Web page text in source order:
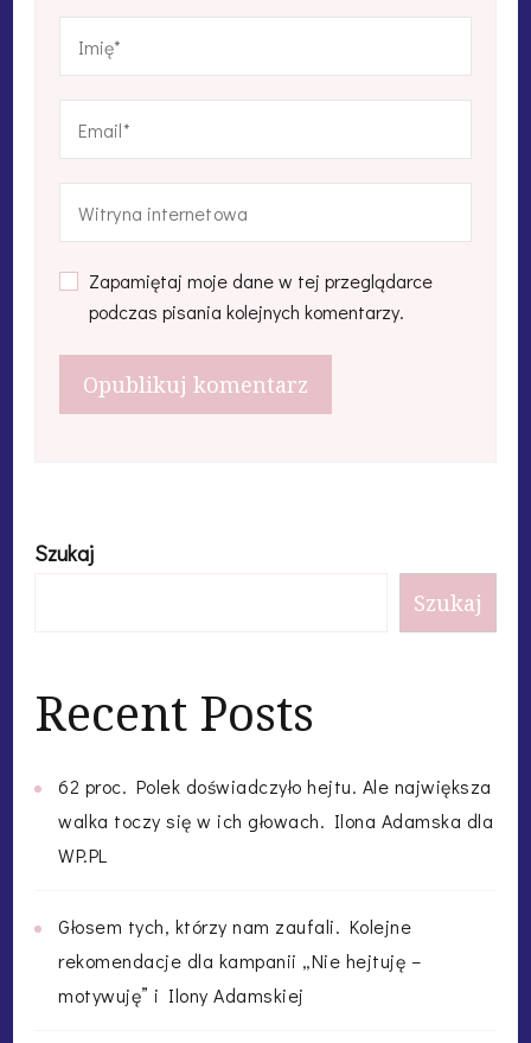
Zapamiętaj moje dane w tej przeglądarce
podczas pisania kolejnych komentarzy.
Szukaj
Szukaj
Recent Posts
62 proc. Polek doświadczyło hejtu. Ale największa
walka toczy się w ich głowach. Ilona Adamska dla
WP.PL
Głosem tych, którzy nam zaufali. Kolejne
rekomendacje dla kampanii „Nie hejtuję –
motywuję” i Ilony Adamskiej